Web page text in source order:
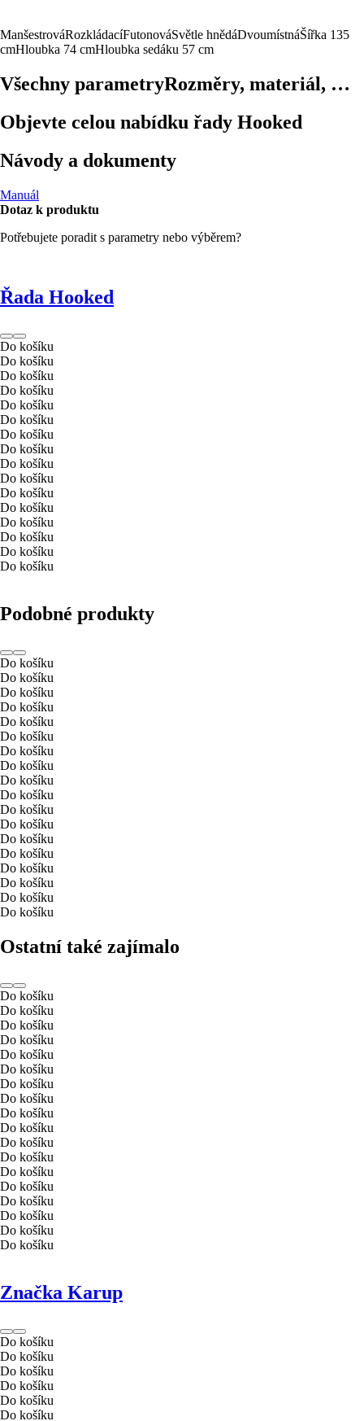
ManšestrováRozkládacíFutonováSvětle hnědáDvoumístnáŠířka 135
cmHloubka 74 cmHloubka sedáku 57 cm
Všechny parametryRozměry, materiál, …
Objevte celou nabídku řady Hooked
Návody a dokumenty
Manuál
Dotaz k produktu
Potřebujete poradit s parametry nebo výběrem?
Řada Hooked
Do košíku
Do košíku
Do košíku
Do košíku
Do košíku
Do košíku
Do košíku
Do košíku
Do košíku
Do košíku
Do košíku
Do košíku
Do košíku
Do košíku
Do košíku
Do košíku
Podobné produkty
Do košíku
Do košíku
Do košíku
Do košíku
Do košíku
Do košíku
Do košíku
Do košíku
Do košíku
Do košíku
Do košíku
Do košíku
Do košíku
Do košíku
Do košíku
Do košíku
Do košíku
Do košíku
Ostatní také zajímalo
Do košíku
Do košíku
Do košíku
Do košíku
Do košíku
Do košíku
Do košíku
Do košíku
Do košíku
Do košíku
Do košíku
Do košíku
Do košíku
Do košíku
Do košíku
Do košíku
Do košíku
Do košíku
Značka Karup
Do košíku
Do košíku
Do košíku
Do košíku
Do košíku
Do košíku